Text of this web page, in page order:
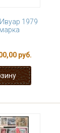
1979
руб.